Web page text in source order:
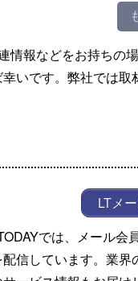
情報などをお持ちの
いです。弊社では取
LTメ
では、メール
信しています。業